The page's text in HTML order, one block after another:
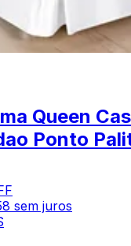
Queen
Ponto
sem juros